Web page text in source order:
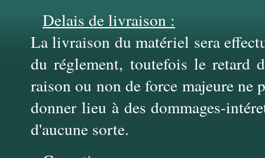
Delais de livraison :
La livraison du matériel sera
du réglement, toutefois le retard
raison ou non de force majeure ne
donner lieu à des dommages-
d'aucune sorte.